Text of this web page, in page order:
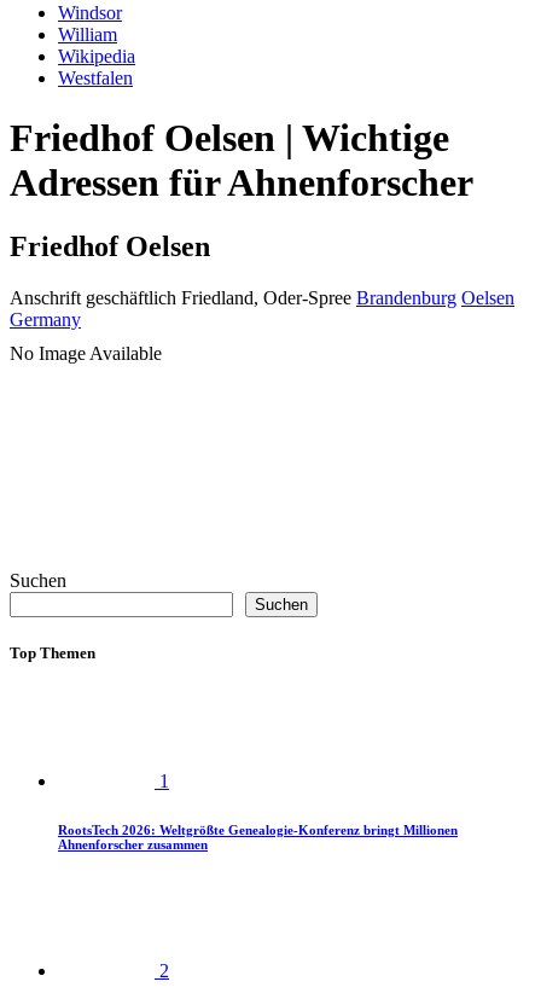
Windsor
William
Wikipedia
Westfalen
Friedhof Oelsen | Wichtige
Adressen für Ahnenforscher
Friedhof Oelsen
Anschrift geschäftlich Friedland, Oder-Spree Brandenburg Oelsen
Germany
No Image Available
Suchen
Suchen
Top Themen
1
RootsTech 2026: Weltgrößte Genealogie-Konferenz bringt Millionen
Ahnenforscher zusammen
2